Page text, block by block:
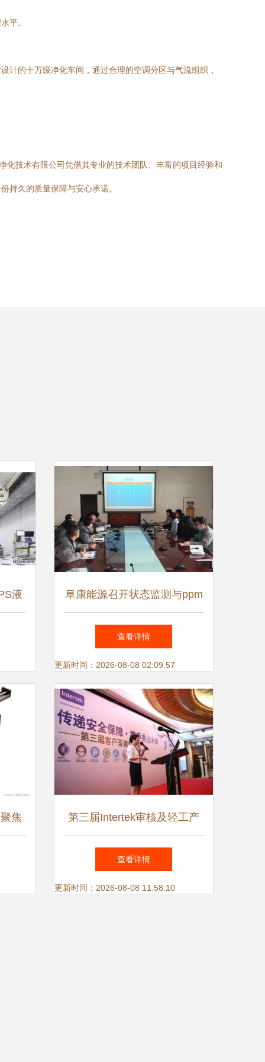
平。
计的十万级净化车间，通过合理的空调分区与气流组织，
化技术有限公司凭借其专业的技术团队、丰富的项目经验和
持久的质量保障与安心承诺。
液
功
阜康能源召开状态监测与ppm
技术应用交流会，深化技术赋
能，共促高效运维
查看详情
更新时间：2026-08-08 02:09:57
焦
图
第三届Intertek审核及轻工产
品部门客户交流会圆满落幕，
聚焦技术开发新篇章
查看详情
更新时间：2026-08-08 11:58:10